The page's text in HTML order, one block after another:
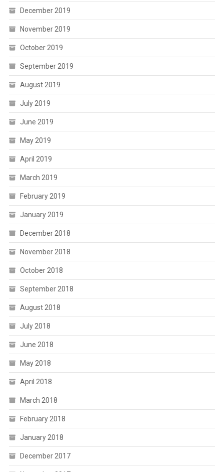
December 2019
November 2019
October 2019
September 2019
August 2019
July 2019
June 2019
May 2019
April 2019
March 2019
February 2019
January 2019
December 2018
November 2018
October 2018
September 2018
August 2018
July 2018
June 2018
May 2018
April 2018
March 2018
February 2018
January 2018
December 2017